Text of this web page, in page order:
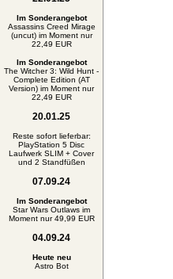
Im Sonderangebot
Assassins Creed Mirage
(uncut) im Moment nur
22,49 EUR
Im Sonderangebot
The Witcher 3: Wild Hunt -
Complete Edition (AT
Version) im Moment nur
22,49 EUR
20.01.25
Reste sofort lieferbar:
PlayStation 5 Disc
Laufwerk SLIM + Cover
und 2 Standfüßen
07.09.24
Im Sonderangebot
Star Wars Outlaws im
Moment nur 49,99 EUR
04.09.24
Heute neu
Astro Bot